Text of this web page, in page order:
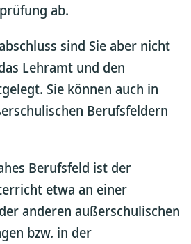
ab.
sind Sie aber nicht
Lehramt und den
Sie können auch in
Berufsfeldern
Berufsfeld ist der
etwa an einer
anderen außerschulischen
bzw. in der